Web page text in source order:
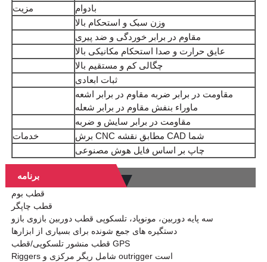
مزیت
بادوام
وزن سبک و استحکام بالا
مقاوم در برابر خوردگی و ضد پیری
عایق حرارت و صدا استحکام مکانیکی بالا
چگالی کم و مستقیم بالا
ثبات ابعادی
مقاومت در برابر ضربه مقاوم در برابر اشعه
ماوراء بنفش مقاوم در برابر شعله
مقاومت در برابر سایش و ضربه
خدمات
برش CNC مطابق نقشه CAD شما
چاپ بر اساس فایل هوش مصنوعی
برنامه
قطب بوم
قطب چاپگر
سه پایه دوربین، مونوپاد، تلسکوپی قطب دوربین بازوی بازو
دستگیره های جمع شونده برای بسیاری از ابزارها
قطب منشور تلسکوپی/قطب GPS
Riggers شامل ریگر مرکزی و outrigger است